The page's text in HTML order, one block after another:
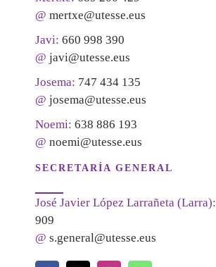
@ mertxe@utesse.eus
Javi: 660 998 390
@ javi@utesse.eus
Josema: 747 434 135
@ josema@utesse.eus
Noemi: 638 886 193
@ noemi@utesse.eus
SECRETARÍA GENERAL
José Javier López Larrañeta (Larra):
909
@ s.general@utesse.eus